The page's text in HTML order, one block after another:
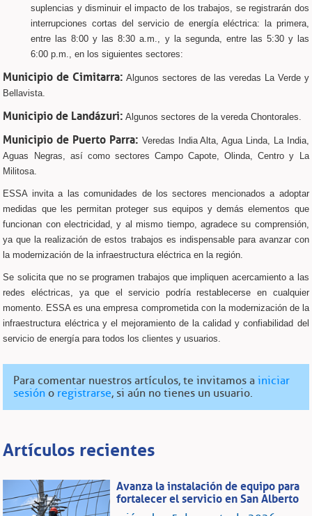
suplencias y disminuir el impacto de los trabajos, se registrarán dos
interrupciones cortas del servicio de energía eléctrica: la primera,
entre las 8:00 y las 8:30 a.m., y la segunda, entre las 5:30 y las
6:00 p.m., en los siguientes sectores:
Municipio de Cimitarra: Algunos sectores de las veredas La Verde y
Bellavista.
Municipio de Landázuri: Algunos sectores de la vereda Chontorales.
Municipio de Puerto Parra: Veredas India Alta, Agua Linda, La India,
Aguas Negras, así como sectores Campo Capote, Olinda, Centro y La
Militosa.
ESSA invita a las comunidades de los sectores mencionados a adoptar
medidas que les permitan proteger sus equipos y demás elementos que
funcionan con electricidad, y al mismo tiempo, agradece su comprensión,
ya que la realización de estos trabajos es indispensable para avanzar con
la modernización de la infraestructura eléctrica en la región.
Se solicita que no se programen trabajos que impliquen acercamiento a las
redes eléctricas, ya que el servicio podría restablecerse en cualquier
momento. ESSA es una empresa comprometida con la modernización de la
infraestructura eléctrica y el mejoramiento de la calidad y confiabilidad del
servicio de energía para todos los clientes y usuarios.
Para comentar nuestros artículos, te invitamos ainiciar
sesión o registrarse, si aún no tienes un usuario.
Artículos recientes
Avanza la instalación de equipo para
fortalecer el servicio en San Alberto